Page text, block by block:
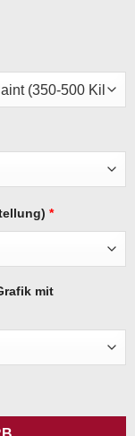
*
mit